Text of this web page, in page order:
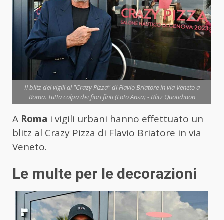
Il blitz dei vigili al "Crazy Pizza" di Flavio Briatore in via Veneto a
Roma. Tutta colpa dei fiori finti (Foto Ansa) - Blitz Quotidiaon
A Roma i vigili urbani hanno effettuato un
blitz al Crazy Pizza di Flavio Briatore in via
Veneto.
Le multe per le decorazioni